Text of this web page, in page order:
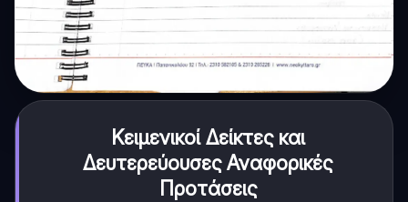
Κειμενικοί Δείκτες και
Δευτερεύουσες Αναφορικές
Προτάσεις